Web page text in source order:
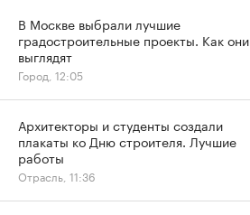
В Москве выбрали лучшие
градостроительные проекты. Как они
выглядят
Город, 12:05
Архитекторы и студенты создали
плакаты ко Дню строителя. Лучшие
работы
Отрасль, 11:36